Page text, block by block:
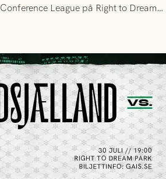
League på Right to Dream
ledarstaben har tagit ut följande